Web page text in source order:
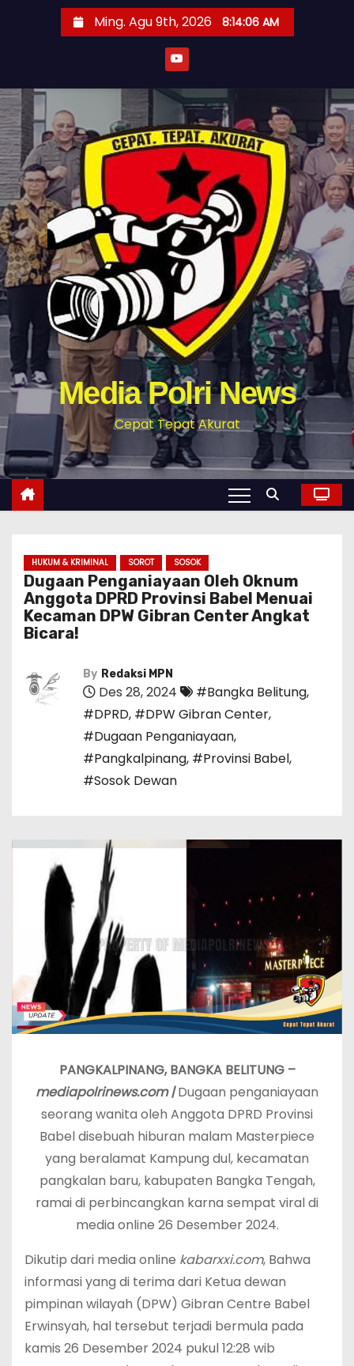
t
o
c
o
n
t
e
n
t
Ming. Agu 9th, 2026 8:14:07 AM
Media Polri News
Cepat Tepat Akurat
HUKUM & KRIMINAL SOROT SOSOK
Dugaan Penganiayaan Oleh Oknum
Anggota DPRD Provinsi Babel Menuai
Kecaman DPW Gibran Center Angkat
Bicara!
By Redaksi MPN
Des 28, 2024 #Bangka Belitung,
#DPRD, #DPW Gibran Center,
#Dugaan Penganiayaan,
#Pangkalpinang, #Provinsi Babel,
#Sosok Dewan
PANGKALPINANG, BANGKA BELITUNG –
mediapolrinews.com |Dugaan penganiayaan
seorang wanita oleh Anggota DPRD Provinsi
Babel disebuah hiburan malam Masterpiece
yang beralamat Kampung dul, kecamatan
pangkalan baru, kabupaten Bangka Tengah,
ramai di perbincangkan karna sempat viral di
media online 26 Desember 2024.
Dikutip dari media online kabarxxi.com, Bahwa
informasi yang di terima dari Ketua dewan
pimpinan wilayah (DPW) Gibran Centre Babel
Erwinsyah, hal tersebut terjadi bermula pada
kamis 26 Desember 2024 pukul 12:28 wib